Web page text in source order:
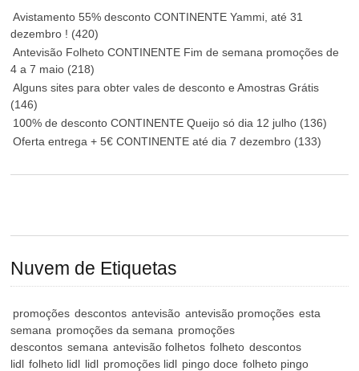
Avistamento 55% desconto CONTINENTE Yammi, até 31
dezembro ! (420)
Antevisão Folheto CONTINENTE Fim de semana promoções de
4 a 7 maio (218)
Alguns sites para obter vales de desconto e Amostras Grátis
(146)
100% de desconto CONTINENTE Queijo só dia 12 julho (136)
Oferta entrega + 5€ CONTINENTE até dia 7 dezembro (133)
Nuvem de Etiquetas
promoções descontos antevisão antevisão promoções esta
semana promoções da semana promoções
descontos semana antevisão folhetos folheto descontos
lidl folheto lidl lidl promoções lidl pingo doce folheto pingo